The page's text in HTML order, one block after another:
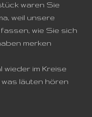
waren Sie
weil unsere
wie Sie sich
merken
wieder im Kreise
läuten hören